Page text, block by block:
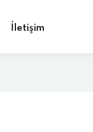
İletişim